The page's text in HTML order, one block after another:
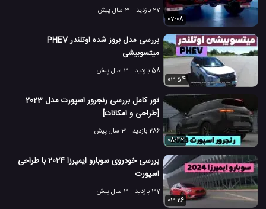
27 بازدید
3 سال پیش
07:08
بررسی مدل بروز شده اوتلندر PHEV
میتسوبیشی
58 بازدید
3 سال پیش
03:54
تور کامل بررسی رنجرور اسپورت مدل 2023
[طراحی و امکانات]
286 بازدید
3 سال پیش
08:42
بررسی خودروی سوبارو ایمپرزا 2024 با طراحی
اسپورت
37 بازدید
3 سال پیش
03:26